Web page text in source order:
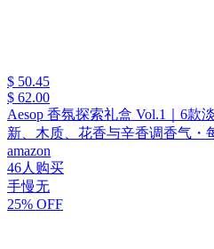
$ 50.45
$ 62.00
Aesop 香氛探索礼盒 Vol.1｜6款
新、木质、花香与辛香调香气・
amazon
46人购买
手慢无
25% OFF